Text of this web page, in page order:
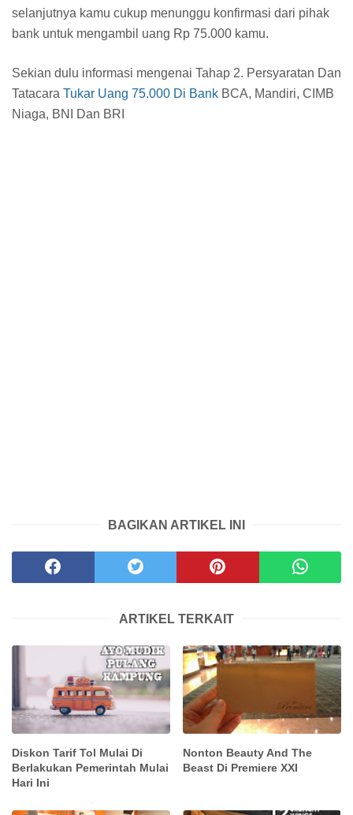
selanjutnya kamu cukup menunggu konfirmasi dari pihak
bank untuk mengambil uang Rp 75.000 kamu.
Sekian dulu informasi mengenai Tahap 2. Persyaratan Dan
Tatacara Tukar Uang 75.000 Di Bank BCA, Mandiri, CIMB
Niaga, BNI Dan BRI
BAGIKAN ARTIKEL INI
ARTIKEL TERKAIT
Diskon Tarif Tol Mulai Di
Berlakukan Pemerintah Mulai
Hari Ini
Nonton Beauty And The
Beast Di Premiere XXI